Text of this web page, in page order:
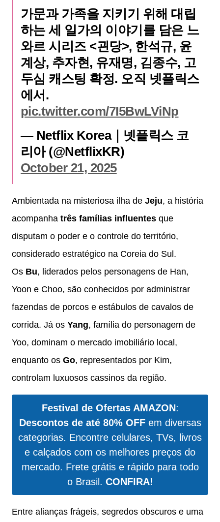
가문과 가족을 지키기 위해 대립
하는 세 일가의 이야기를 담은 느
와르 시리즈 <괸당>, 한석규, 윤
계상, 추자현, 유재명, 김종수, 고
두심 캐스팅 확정. 오직 넷플릭스
에서.
pic.twitter.com/7I5BwLViNp
— Netflix Korea｜넷플릭스 코
리아 (@NetflixKR)
October 21, 2025
Ambientada na misteriosa ilha de Jeju, a história
acompanha três famílias influentes que
disputam o poder e o controle do território,
considerado estratégico na Coreia do Sul.
Os Bu, liderados pelos personagens de Han,
Yoon e Choo, são conhecidos por administrar
fazendas de porcos e estábulos de cavalos de
corrida. Já os Yang, família do personagem de
Yoo, dominam o mercado imobiliário local,
enquanto os Go, representados por Kim,
controlam luxuosos cassinos da região.
Festival de Ofertas AMAZON:
Descontos de até 80% OFFem diversas
categorias. Encontre celulares, TVs, livros
e calçados com os melhores preços do
mercado. Frete grátis e rápido para todo
o Brasil. CONFIRA!
Entre alianças frágeis, segredos obscuros e uma